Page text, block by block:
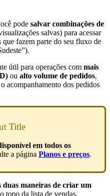
pode salvar combinações de
salvas) para acessar
fazem parte do seu fluxo de
útil para operações com mais
ou alto volume de pedidos,
acompanhamento dos pedidos
Title
em todos os
a página Planos e preços.
duas maneiras de criar um
topo da lista de vendas.